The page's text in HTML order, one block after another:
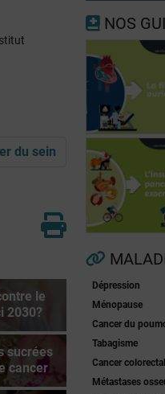
du sein
le
2030?
sucrées
cancer
NOS
Fibrillation
auriculaire
Insuffisance
exocrine
Dépression
Ménopause
Cancer du
Tabagisme
Cancer colorectal
Métastases